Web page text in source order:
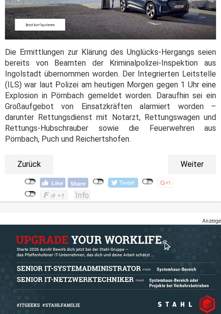
Die Ermittlungen zur Klärung des Unglücks-Hergangs seien
bereits von Beamten der Kriminalpolizei-Inspektion aus
Ingolstadt übernommen worden. Der Integrierten Leitstelle
(ILS) war laut Polizei am heutigen Morgen gegen 1 Uhr eine
Explosion in Pörnbach gemeldet worden. Daraufhin sei ein
Großaufgebot von Einsatzkräften alarmiert worden –
darunter Rettungsdienst mit Notarzt, Rettungswagen und
Rettungs-Hubschrauber sowie die Feuerwehren aus
Pörnbach, Puch und Reichertshofen.
Zurück Weiter
Anzeige